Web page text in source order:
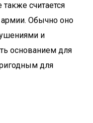
считается
Обычно оно
и
основанием для
для